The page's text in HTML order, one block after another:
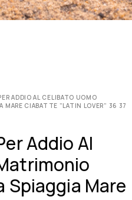
ADDIO AL CELIBATO UOMO
MARE CIABATTE ”LATIN LOVER” 36 37
Addio Al
Spiaggia Mare